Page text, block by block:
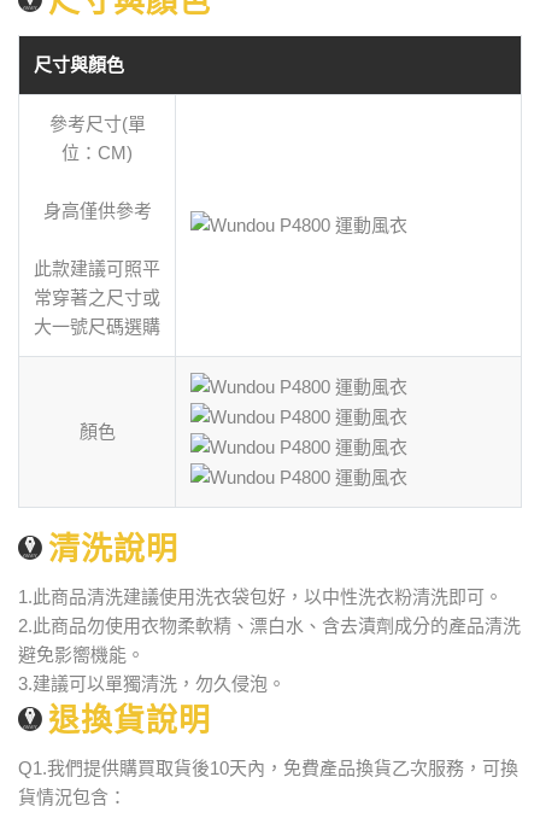
尺寸與顏色
參考尺寸(單
位：CM)
身高僅供參考
此款建議可照平
常穿著之尺寸或
大一號尺碼選購
顏色
清洗說明
1.此商品清洗建議使用洗衣袋包好，以中性洗衣粉清洗即可。
2.此商品勿使用衣物柔軟精、漂白水、含去漬劑成分的產品清洗
避免影嚮機能。
3.建議可以單獨清洗，勿久侵泡。
退換貨說明
Q1.我們提供購買取貨後10天內，免費產品換貨乙次服務，可換
貨情況包含：